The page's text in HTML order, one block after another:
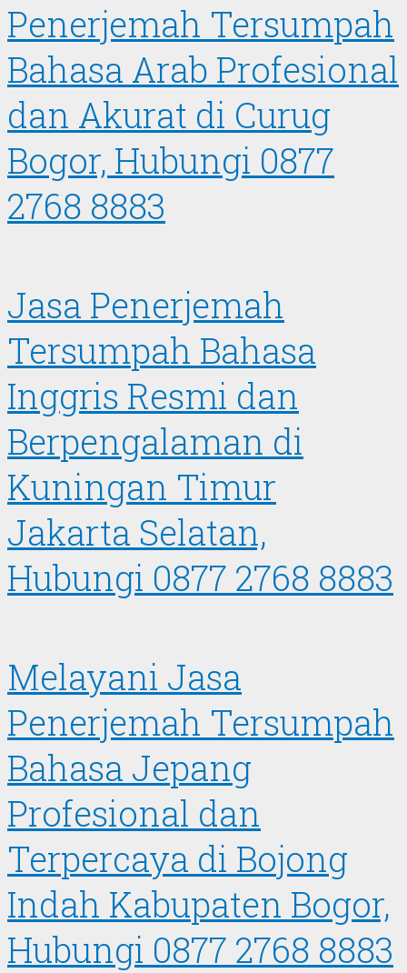
Penerjemah Tersumpah
Bahasa Arab Profesional
dan Akurat di Curug
Bogor, Hubungi 0877
2768 8883
Jasa Penerjemah
Tersumpah Bahasa
Inggris Resmi dan
Berpengalaman di
Kuningan Timur
Jakarta Selatan,
Hubungi 0877 2768 8883
Melayani Jasa
Penerjemah Tersumpah
Bahasa Jepang
Profesional dan
Terpercaya di Bojong
Indah Kabupaten Bogor,
Hubungi 0877 2768 8883